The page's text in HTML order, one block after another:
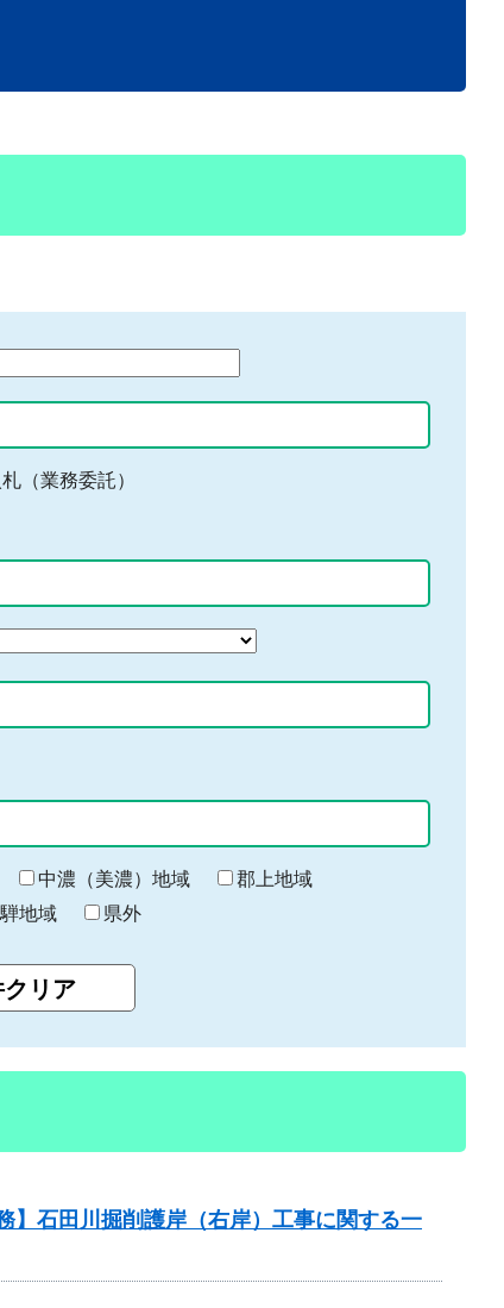
（業務委託）
中濃（美濃）地域
郡上地域
地域 県外
石田川掘削護岸（右岸）工事に関する一